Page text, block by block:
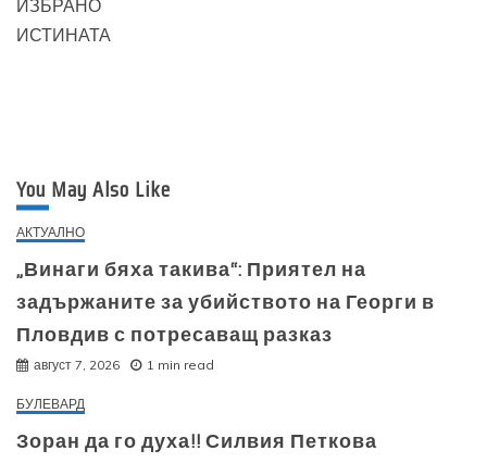
ИЗБРАНО
ИСТИНАТА
You May Also Like
АКТУАЛНО
„Винаги бяха такива“: Приятел на
задържаните за убийството на Георги в
Пловдив с потресаващ разказ
август 7, 2026 1 min read
БУЛЕВАРД
Зоран да го духа!! Силвия Петкова